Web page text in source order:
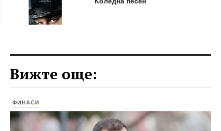
Вижте още:
ФИНАСИ